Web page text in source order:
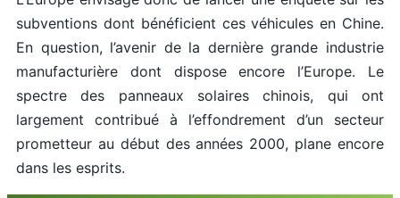
subventions dont bénéficient ces véhicules en Chine.
En question, l’avenir de la dernière grande industrie
manufacturière dont dispose encore l’Europe. Le
spectre des panneaux solaires chinois, qui ont
largement contribué à l’effondrement d’un secteur
prometteur au début des années 2000, plane encore
dans les esprits.